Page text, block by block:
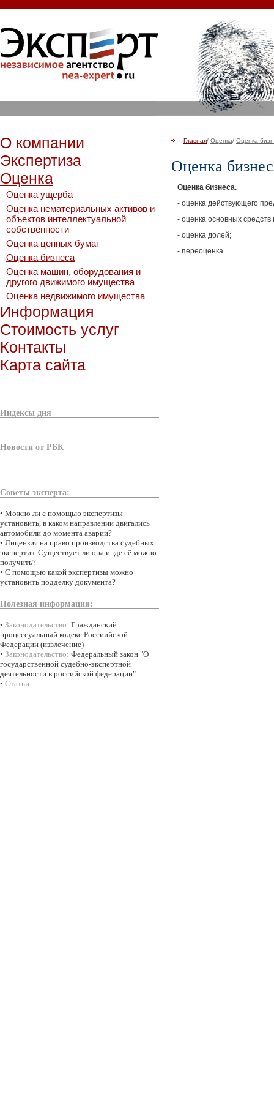
О компании
Экспертиза
Оценка
Оценка ущерба
Оценка нематериальных активов и
объектов интеллектуальной
собственности
Оценка ценных бумаг
Оценка бизнеса
Оценка машин, оборудования и
другого движимого имущества
Оценка недвижимого имущества
Информация
Стоимость услуг
Контакты
Карта сайта
Индексы дня
Новости от РБК
Советы эксперта:
• Можно ли с помощью экспертизы
установить, в каком направлении двигались
автомобили до момента аварии?
• Лицензия на право производства судебных
экспертиз. Существует ли она и где её можно
получить?
• С помощью какой экспертизы можно
установить подделку документа?
Полезная информация:
• Законодательство: Гражданский
процессуальный кодекс Россиийской
Федерации (извлечение)
• Законодательство: Федеральный закон "О
государственной судебно-экспертной
деятельности в российской федерации"
• Статьи:
Главная/ Оценка/ Оценка
Оценка
Оценка бизнеса.
- оценка действующего
- оценка основных
- оценка долей;
- переоценка.